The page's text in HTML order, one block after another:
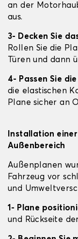
an der
aus.
3- Decken Sie
Rollen Sie die
Türen und dann
4- Passen Sie
die elastischen
Plane sicher an
Installation
Außenbereich
Außenplanen
Fahrzeug vor
und
1- Plane
und Rückseite